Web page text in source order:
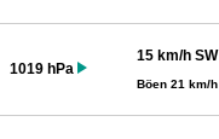
1019 hPa
15 km/h SW
Böen 21 km/h